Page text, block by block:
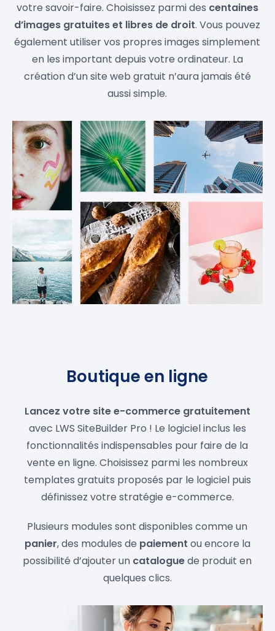
votre savoir-faire. Choisissez parmi des centaines
d’images gratuites et libres de droit. Vous pouvez
également utiliser vos propres images simplement
en les important depuis votre ordinateur. La
création d’un site web gratuit n’aura jamais été
aussi simple.
Boutique en ligne
Lancez votre site e-commerce gratuitement
avec LWS SiteBuilder Pro ! Le logiciel inclus les
fonctionnalités indispensables pour faire de la
vente en ligne. Choisissez parmi les nombreux
templates gratuits proposés par le logiciel puis
définissez votre stratégie e-commerce.
Plusieurs modules sont disponibles comme un
panier, des modules de paiement ou encore la
possibilité d’ajouter un cataloguede produit en
quelques clics.